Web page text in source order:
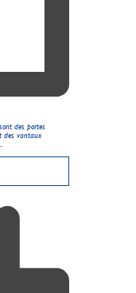
des portes
des vantaux